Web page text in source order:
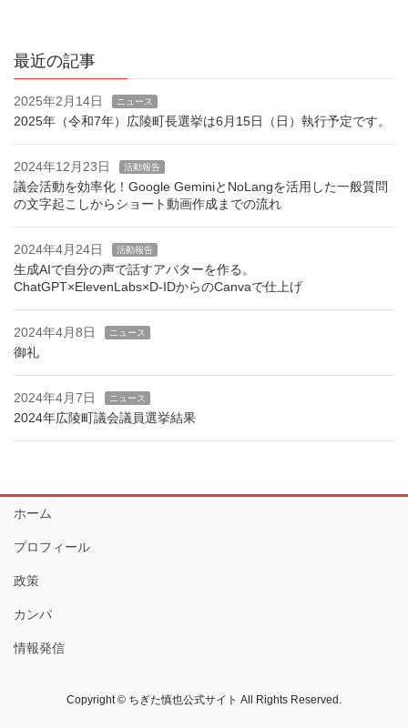
最近の記事
2025年2月14日 ニュース
2025年（令和7年）広陵町長選挙は6月15日（日）執行予定です。
2024年12月23日 活動報告
議会活動を効率化！Google GeminiとNoLangを活用した一般質問
の文字起こしからショート動画作成までの流れ
2024年4月24日 活動報告
生成AIで自分の声で話すアバターを作る。
ChatGPT×ElevenLabs×D-IDからのCanvaで仕上げ
2024年4月8日 ニュース
御礼
2024年4月7日 ニュース
2024年広陵町議会議員選挙結果
ホーム
プロフィール
政策
カンパ
情報発信
Copyright © ちぎた慎也公式サイト All Rights Reserved.